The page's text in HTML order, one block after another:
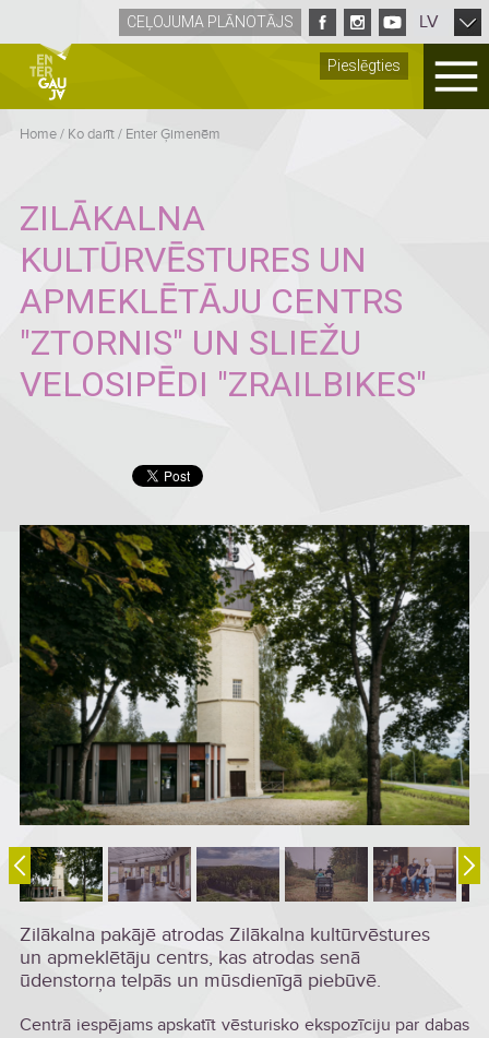
Pieslēgties
CEĻOJUMA PLĀNOTĀJS LV
Home/ Ko darīt/ Enter Ģimenēm
ZILĀKALNA
KULTŪRVĒSTURES UN
APMEKLĒTĀJU CENTRS
"ZTORNIS" UN SLIEŽU
VELOSIPĒDI "ZRAILBIKES"
Zilākalna pakājē atrodas Zilākalna kultūrvēstures
un apmeklētāju centrs, kas atrodas senā
ūdenstorņa telpās un mūsdienīgā piebūvē.
Centrā iespējams apskatīt vēsturisko ekspozīciju par dabas